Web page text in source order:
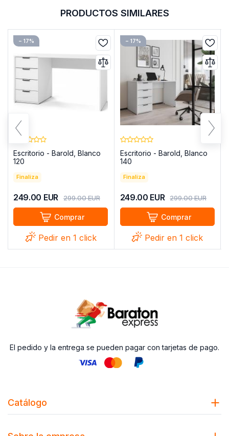
PRODUCTOS SIMILARES
− 17%
Escritorio - Barold, Blanco
120
Finaliza
249.00 EUR 299.00EUR
Comprar
Pedir en 1 click
− 17%
Escritorio - Barold, Blanco
140
Finaliza
249.00 EUR 299.00EUR
Comprar
Pedir en 1 click
El pedido y la entrega se pueden pagar con tarjetas de pago.
Catálogo